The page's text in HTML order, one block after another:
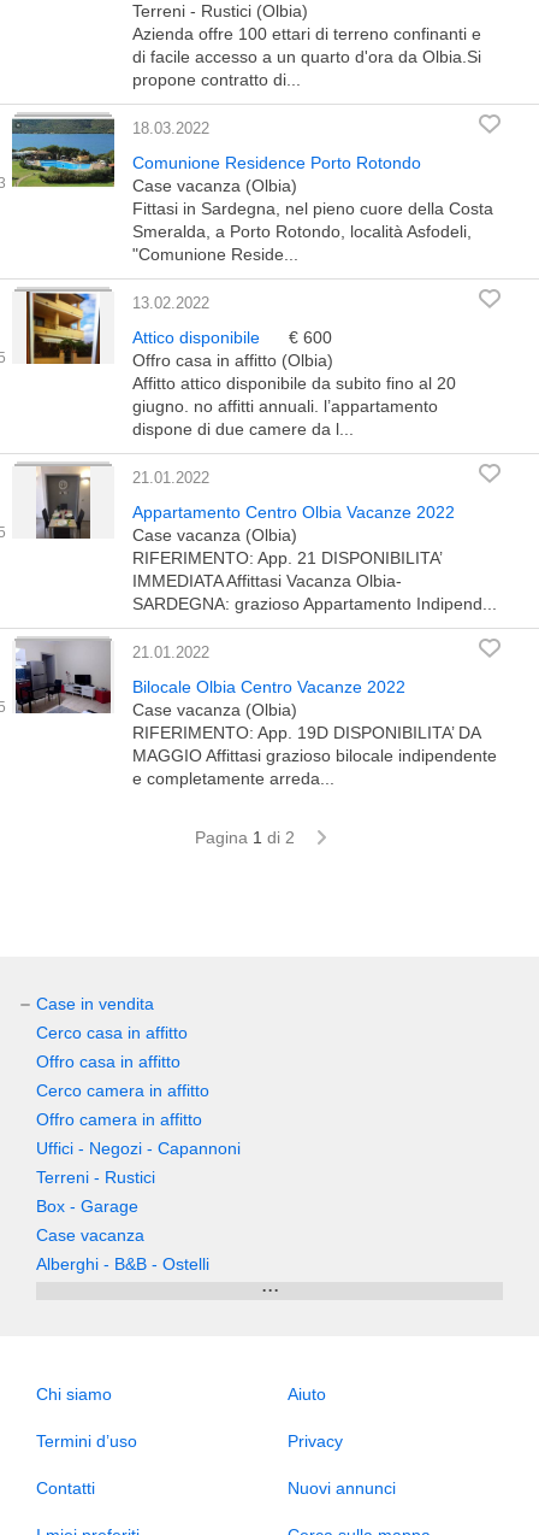
Terreni - Rustici (Olbia)
Azienda offre 100 ettari di terreno confinanti e
di facile accesso a un quarto d'ora da Olbia.Si
propone contratto di...
18.03.2022
Comunione Residence Porto Rotondo
Case vacanza (Olbia)
Fittasi in Sardegna, nel pieno cuore della Costa
Smeralda, a Porto Rotondo, località Asfodeli,
"Comunione Reside...
13.02.2022
Attico disponibile
€ 600
Offro casa in affitto (Olbia)
Affitto attico disponibile da subito fino al 20
giugno. no affitti annuali. l’appartamento
dispone di due camere da l...
21.01.2022
Appartamento Centro Olbia Vacanze 2022
Case vacanza (Olbia)
RIFERIMENTO: App. 21 DISPONIBILITA’
IMMEDIATA Affittasi Vacanza Olbia-
SARDEGNA: grazioso Appartamento Indipend...
21.01.2022
Bilocale Olbia Centro Vacanze 2022
Case vacanza (Olbia)
RIFERIMENTO: App. 19D DISPONIBILITA’ DA
MAGGIO Affittasi grazioso bilocale indipendente
e completamente arreda...
Pagina 1 di 2
Case in vendita
Cerco casa in affitto
Offro casa in affitto
Cerco camera in affitto
Offro camera in affitto
Uffici - Negozi - Capannoni
Terreni - Rustici
Box - Garage
Case vacanza
Alberghi - B&B - Ostelli
...
Chi siamo Aiuto
Termini d’uso Privacy
Contatti Nuovi annunci